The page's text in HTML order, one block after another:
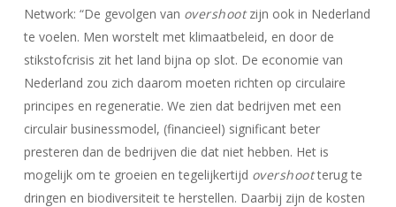
Network: “De gevolgen van overshootzijn ook in Nederland
te voelen. Men worstelt met klimaatbeleid, en door de
stikstofcrisis zit het land bijna op slot. De economie van
Nederland zou zich daarom moeten richten op circulaire
principes en regeneratie. We zien dat bedrijven met een
circulair businessmodel, (financieel) significant beter
presteren dan de bedrijven die dat niet hebben. Het is
mogelijk om te groeien en tegelijkertijd overshootterug te
dringen en biodiversiteit te herstellen. Daarbij zijn de kosten